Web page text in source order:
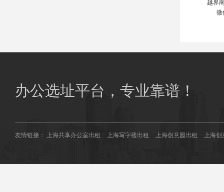
越界
微
办公选址平台，专业靠谱！
友情链接： 上海共享办公室出租 上海写字楼出租 上海创意园出租 上海创